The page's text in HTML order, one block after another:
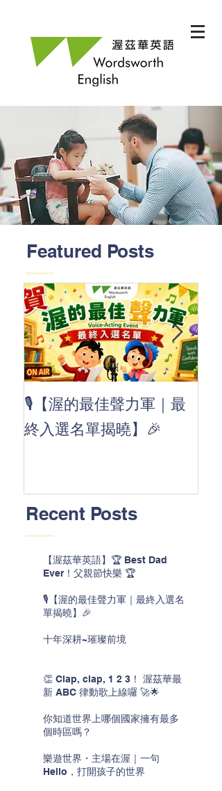
Featured Posts
🎙️【渥的最佳聲力軍｜最
終入選名單揭曉】🎉
Recent Posts
【渥茲華英語】🏆 Best Dad
Ever！父親節快樂 🏆
🎙️【渥的最佳聲力軍｜最終入選名
單揭曉】🎉
十年深耕~璀璨前境
👏 Clap, clap, 1 2 3！ 渥茲華最
新 ABC 律動歌上線囉 🚀🌟
你知道世界上哪個國家擁有最多
個時區嗎？
樂遊世界・主場在渥｜一句
Hello，打開孩子的世界